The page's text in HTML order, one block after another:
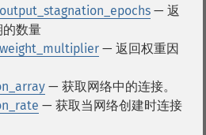
— 返
的数量
— 返回权重因
— 获取网络中的连接。
— 获取当网络创建时连接